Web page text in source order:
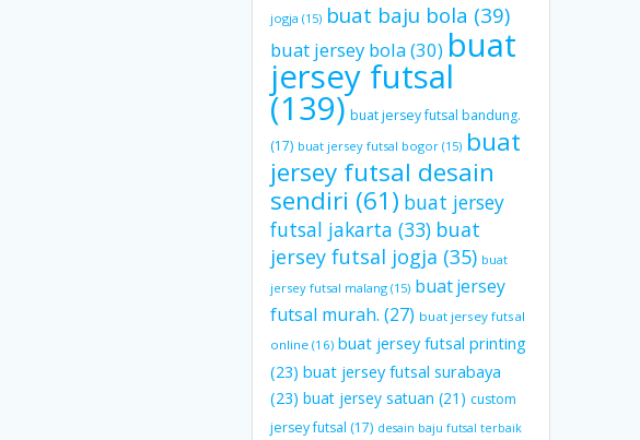
jogja (15) buat baju bola (39)
buat jersey bola(30) buat
jersey futsal
(139) buat jersey futsal bandung.
(17) buat jersey futsal bogor (15) buat
jersey futsal desain
sendiri (61) buat jersey
futsal jakarta (33) buat
jersey futsal jogja (35) buat
jersey futsal malang (15) buat jersey
futsal murah. (27) buat jersey futsal
online (16) buat jersey futsal printing
(23) buat jersey futsal surabaya
(23) buat jersey satuan (21) custom
jersey futsal (17) desain baju futsal terbaik